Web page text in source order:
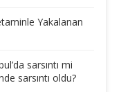
Yakalanan
sarsıntı mi
sarsıntı oldu?